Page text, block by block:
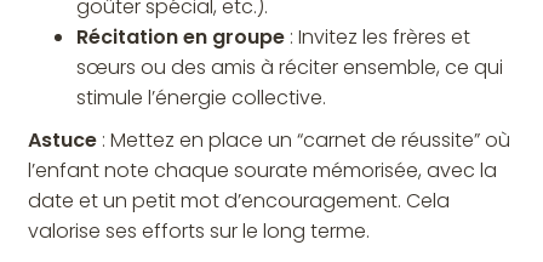
goûter spécial, etc.).
Récitation en groupe : Invitez les frères et
sœurs ou des amis à réciter ensemble, ce qui
stimule l’énergie collective.
Astuce : Mettez en place un “carnet de réussite” où
l’enfant note chaque sourate mémorisée, avec la
date et un petit mot d’encouragement. Cela
valorise ses efforts sur le long terme.